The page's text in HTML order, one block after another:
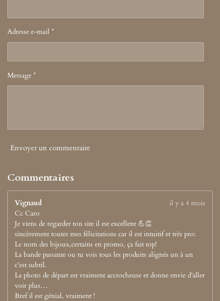
Adresse e-mail *
Message *
Envoyer un commentaire
Commentaires
Vignaud
il y a 4 mois
Cc Caro
Je viens de regarder ton site il est excellent 💪👏
sincèrement toutes mes félicitations car il est intuitif et très pro:
Le nom des bijoux,certains en promo, ça fait top!
La bande passante ou tu vois tous les produits alignés un à un
c’est subtil.
La photo de départ est vraiment accrocheuse et donne envie d’aller
voir plus…
Bref il est génial, vraiment !